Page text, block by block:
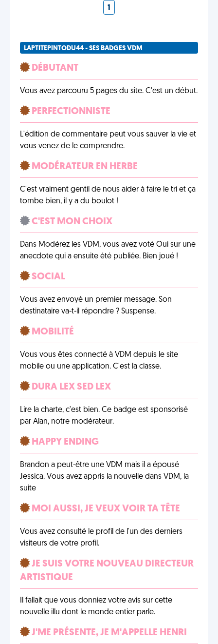
1
LAPTITEPINTODU44 - SES BADGES VDM
DÉBUTANT
Vous avez parcouru 5 pages du site. C'est un début.
PERFECTIONNISTE
L'édition de commentaire peut vous sauver la vie et
vous venez de le comprendre.
MODÉRATEUR EN HERBE
C'est vraiment gentil de nous aider à faire le tri et ça
tombe bien, il y a du boulot !
C'EST MON CHOIX
Dans Modérez les VDM, vous avez voté Oui sur une
anecdote qui a ensuite été publiée. Bien joué !
SOCIAL
Vous avez envoyé un premier message. Son
destinataire va-t-il répondre ? Suspense.
MOBILITÉ
Vous vous êtes connecté à VDM depuis le site
mobile ou une application. C'est la classe.
DURA LEX SED LEX
Lire la charte, c'est bien. Ce badge est sponsorisé
par Alan, notre modérateur.
HAPPY ENDING
Brandon a peut-être une VDM mais il a épousé
Jessica. Vous avez appris la nouvelle dans VDM, la
suite
MOI AUSSI, JE VEUX VOIR TA TÊTE
Vous avez consulté le profil de l'un des derniers
visiteurs de votre profil.
JE SUIS VOTRE NOUVEAU DIRECTEUR
ARTISTIQUE
Il fallait que vous donniez votre avis sur cette
nouvelle illu dont le monde entier parle.
J'ME PRÉSENTE, JE M'APPELLE HENRI